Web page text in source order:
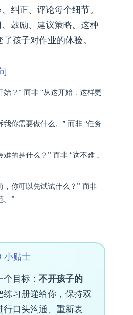
纠正、评论每个细节。
、鼓励、建议策略。这种
孩子对作业的体验。
始？” 而非 “从这开始，这样更
我你需要做什么。” 而非 “任务
难的是什么？” 而非 “这不难，
，你可以先试试什么？” 而非
。”
小贴士
目标： 不开孩子的
练习册递给你，保持双
行口头沟通、重新表